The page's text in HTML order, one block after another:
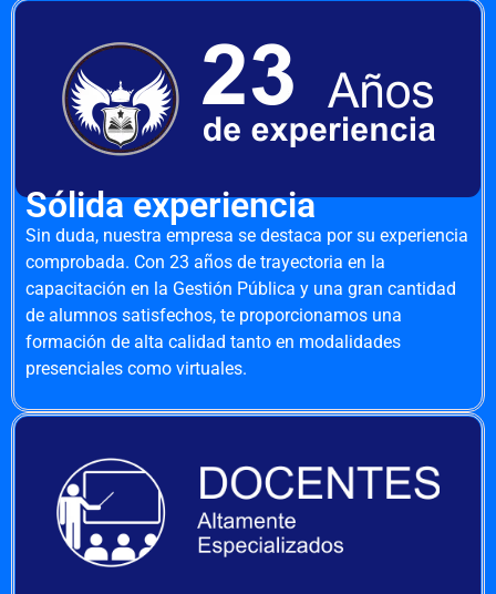
Sólida experiencia
Sin duda, nuestra empresa se destaca por su experiencia
comprobada. Con 23 años de trayectoria en la
capacitación en la Gestión Pública y una gran cantidad
de alumnos satisfechos, te proporcionamos una
formación de alta calidad tanto en modalidades
presenciales como virtuales.